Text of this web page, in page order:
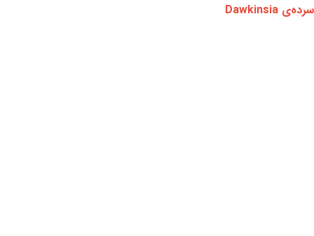
سرده‌ی Dawkinsia